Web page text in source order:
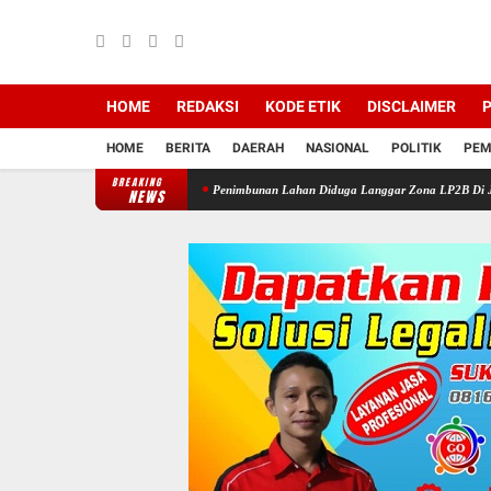
HOME REDAKSI KODE ETIK DISCLAIMER
HOME BERITA DAERAH NASIONAL POLITIK
BREAKING
NEWS
Penimbunan Lahan Diduga Langgar Zona LP2B Di Jln Pariwisata